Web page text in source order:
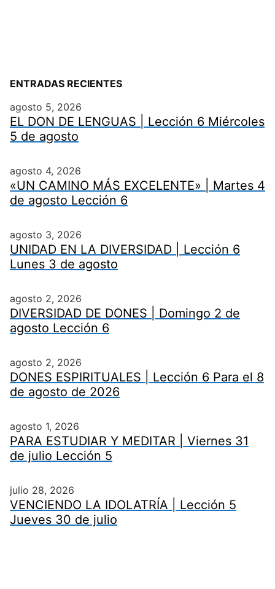
ENTRADAS RECIENTES
agosto 5, 2026
EL DON DE LENGUAS | Lección 6 Miércoles
5 de agosto
agosto 4, 2026
«UN CAMINO MÁS EXCELENTE» | Martes 4
de agosto Lección 6
agosto 3, 2026
UNIDAD EN LA DIVERSIDAD | Lección 6
Lunes 3 de agosto
agosto 2, 2026
DIVERSIDAD DE DONES | Domingo 2 de
agosto Lección 6
agosto 2, 2026
DONES ESPIRITUALES | Lección 6 Para el 8
de agosto de 2026
agosto 1, 2026
PARA ESTUDIAR Y MEDITAR | Viernes 31
de julio Lección 5
julio 28, 2026
VENCIENDO LA IDOLATRÍA | Lección 5
Jueves 30 de julio